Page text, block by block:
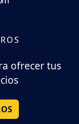
ofrecer tus